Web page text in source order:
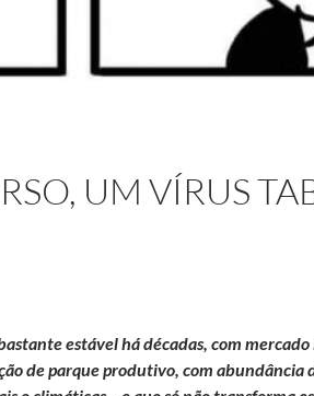
UM VÍRUS
estável há décadas, com
de parque produtivo, com abundância